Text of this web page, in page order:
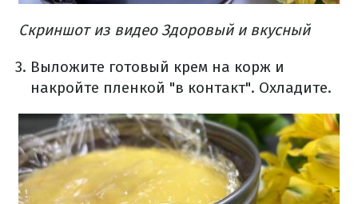
Скриншот из видео Здоровый и вкусный
Выложите готовый крем на корж и
накройте пленкой "в контакт". Охладите.